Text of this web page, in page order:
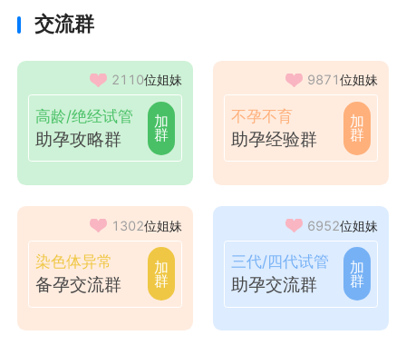
交流群
2110位姐妹
高龄/绝经试管
助孕攻略群
加
群
9871位姐妹
不孕不育
助孕经验群
加
群
1302位姐妹
染色体异常
备孕交流群
加
群
6952位姐妹
三代/四代试管
助孕交流群
加
群